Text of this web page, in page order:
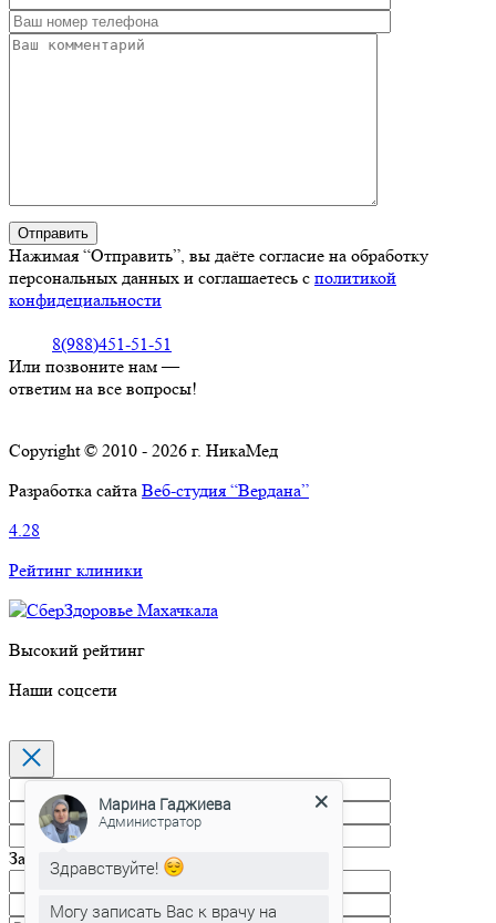
Нажимая “Отправить”, вы даёте согласие на обработку
персональных данных и соглашаетесь с политикой
конфидециальности
8(988)451-51-51
Или позвоните нам —
ответим на все вопросы!
Copyright © 2010 - 2026 г. НикаМед
Разработка сайта Веб-студия “Вердана”
4.28
Рейтинг клиники
Высокий рейтинг
Наши соцсети
Запись на прием
Марина Гаджиева
Администратор
Здравствуйте!
Могу записать Вас к врачу на